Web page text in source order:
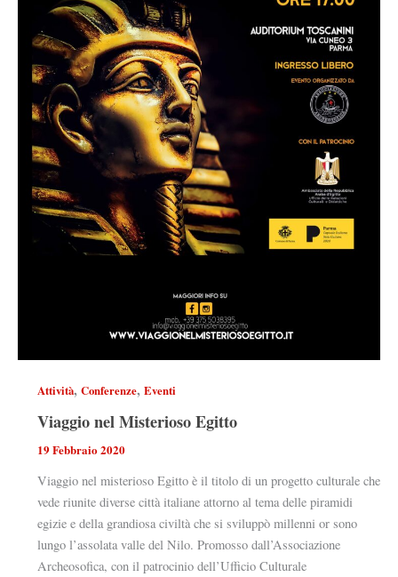
Attività, Conferenze, Eventi
Viaggio nel Misterioso Egitto
19 Febbraio 2020
Viaggio nel misterioso Egitto è il titolo di un progetto culturale che
vede riunite diverse città italiane attorno al tema delle piramidi
egizie e della grandiosa civiltà che si sviluppò millenni or sono
lungo l’assolata valle del Nilo. Promosso dall’Associazione
Archeosofica, con il patrocinio dell’Ufficio Culturale